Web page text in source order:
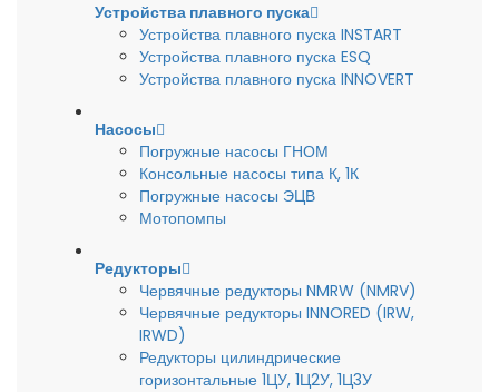
Устройства плавного пуска
Устройства плавного пуска INSTART
Устройства плавного пуска ESQ
Устройства плавного пуска INNOVERT
Насосы
Погружные насосы ГНОМ
Консольные насосы типа К, 1К
Погружные насосы ЭЦВ
Мотопомпы
Редукторы
Червячные редукторы NMRW (NMRV)
Червячные редукторы INNORED (IRW,
IRWD)
Редукторы цилиндрические
горизонтальные 1ЦУ, 1Ц2У, 1Ц3У